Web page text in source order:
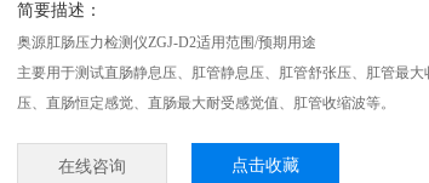
简要描述：
奥源肛肠压力检测仪ZGJ-D2适用范围/预期用途
主要用于测试直肠静息压、肛管静息压、肛管舒张压、肛管最大
压、直肠恒定感觉、直肠最大耐受感觉值、肛管收缩波等。
在线咨询 点击收藏